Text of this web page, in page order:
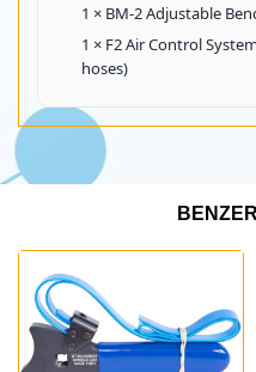
1 × BM-2 Adjustable
1 × F2 Air Control
hoses)